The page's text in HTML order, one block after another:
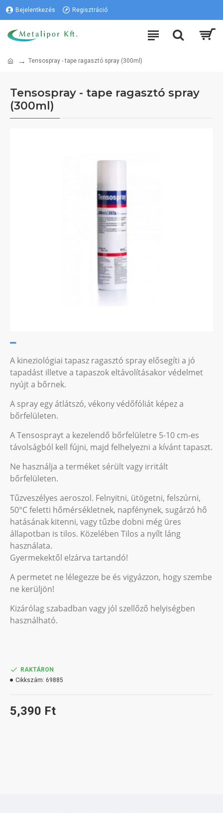
Bejelentkezés Regisztráció
Tensospray - tape ragasztó spray (300ml)
Tensospray - tape ragasztó spray
(300ml)
A kineziológiai tapasz ragasztó spray elősegíti a jó
tapadást illetve a tapaszok eltávolításakor védelmet
nyújt a bőrnek.
A spray egy átlátszó, vékony védőfóliát képez a
bőrfelületen.
A Tensosprayt a kezelendő bőrfelületre 5-10 cm-es
távolságból kell fújni, majd felhelyezni a kívánt tapaszt.
Ne használja a terméket sérült vagy irritált
bőrfelületen.
Tűzveszélyes aeroszol. Felnyitni, ütögetni, felszúrni,
50°C feletti hőmérsékletnek, napfénynek, sugárzó hő
hatásának kitenni, vagy tűzbe dobni még üres
állapotban is tilos. Közelében Tilos a nyílt láng
használata.
Gyermekektől elzárva tartandó!
A permetet ne lélegezze be és vigyázzon, hogy szembe
ne kerüljön!
Kizárólag szabadban vagy jól szellőző helyiségben
használható.
5,390 Ft
RAKTÁRON
Cikkszám: 69885